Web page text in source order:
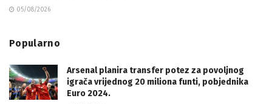
05/08/2026
Popularno
Arsenal planira transfer potez za povoljnog
igrača vrijednog 20 miliona funti, pobjednika
Euro 2024.